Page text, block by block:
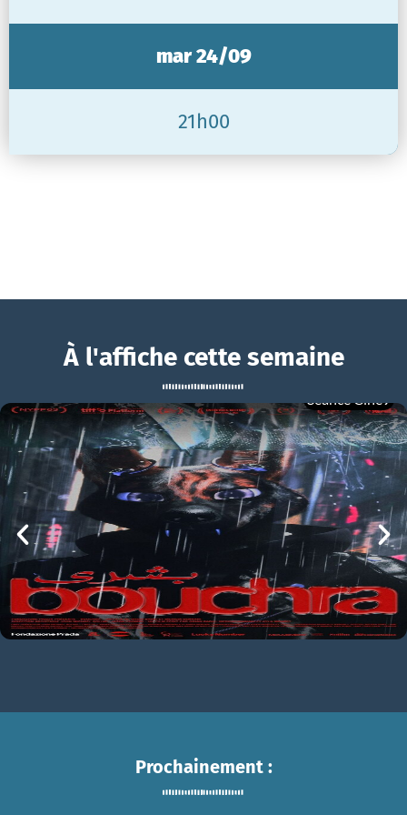
mar 24/09
21h00
La Nuit se traîne
La Nuit se traine Bande-annonce VF STFR
À l'affiche cette semaine
BOUCHRA
mer 05/08
21h00
Prochainement :